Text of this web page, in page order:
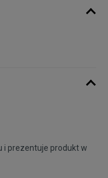
i prezentuje produkt w